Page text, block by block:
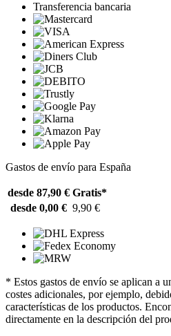
Transferencia bancaria
Gastos de envío para España
desde 87,90 € Gratis*
desde 0,00 € 9,90 €
* Estos gastos de envío se aplican a
costes adicionales, por ejemplo,
características de los productos.
directamente en la descripción del